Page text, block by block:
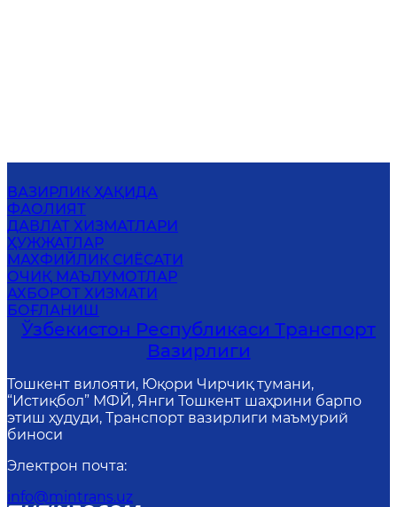
ВАЗИРЛИК ҲАҚИДА
ФАОЛИЯТ
ДАВЛАТ ХИЗМАТЛАРИ
ҲУЖЖАТЛАР
MАХФИЙЛИК СИЁСАТИ
ОЧИҚ МАЪЛУМОТЛАР
АХБОРОТ ХИЗМАТИ
БОҒЛАНИШ
Ўзбекистон Республикаси Транспорт
Вазирлиги
Тошкент вилояти, Юқори Чирчиқ тумани,
“Истиқбол” МФЙ, Янги Тошкент шаҳрини барпо
этиш ҳудуди, Транспорт вазирлиги маъмурий
биноси
Электрон почта:
info@mintrans.uz